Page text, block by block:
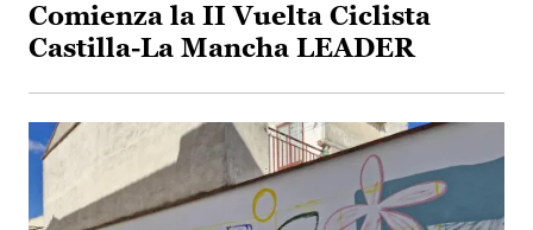
Comienza la II Vuelta Ciclista
Castilla-La Mancha LEADER